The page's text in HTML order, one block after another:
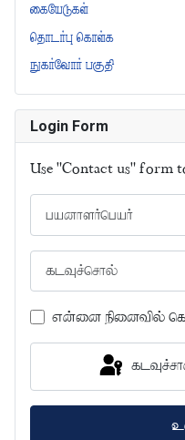
கையேடுகள்
தொடர்பு கொள்க
நுகர்வோர் பகுதி
Login Form
Use "Contact us" form
என்னை நினைவில்